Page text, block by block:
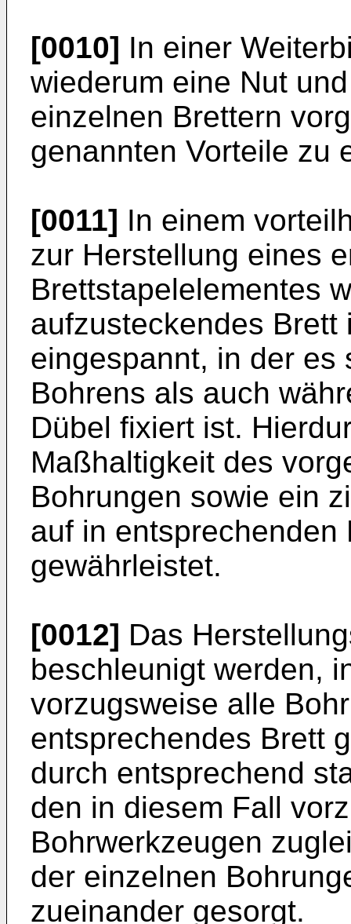
[0010] In einer
wiederum eine Nut
einzelnen Brettern
genannten Vorteile zu
[0011] In einem
zur Herstellung eines
Brettstapelelementes
aufzusteckendes Brett
eingespannt, in der es
Bohrens als auch
Dübel fixiert ist.
Maßhaltigkeit des
Bohrungen sowie ein
auf in
gewährleistet.
[0012] Das
beschleunigt werden,
vorzugsweise alle
entsprechendes Brett
durch entsprechend
den in diesem Fall
Bohrwerkzeugen
der einzelnen
zueinander gesorgt.